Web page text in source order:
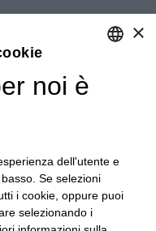
×
noi è
dell'utente e
Se selezioni
i cookie, oppure puoi
selezionando i